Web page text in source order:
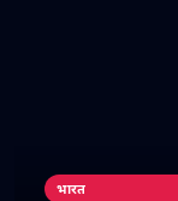
भारत